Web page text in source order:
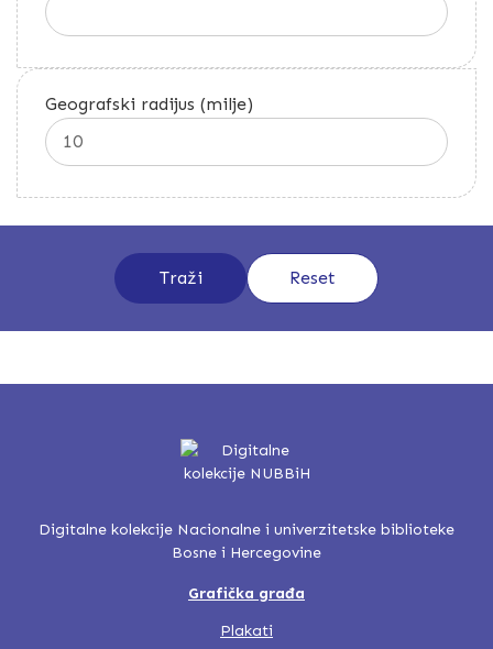
Geografski radijus (milje)
Digitalne kolekcije Nacionalne i univerzitetske biblioteke
Bosne i Hercegovine
Grafička građa
Plakati